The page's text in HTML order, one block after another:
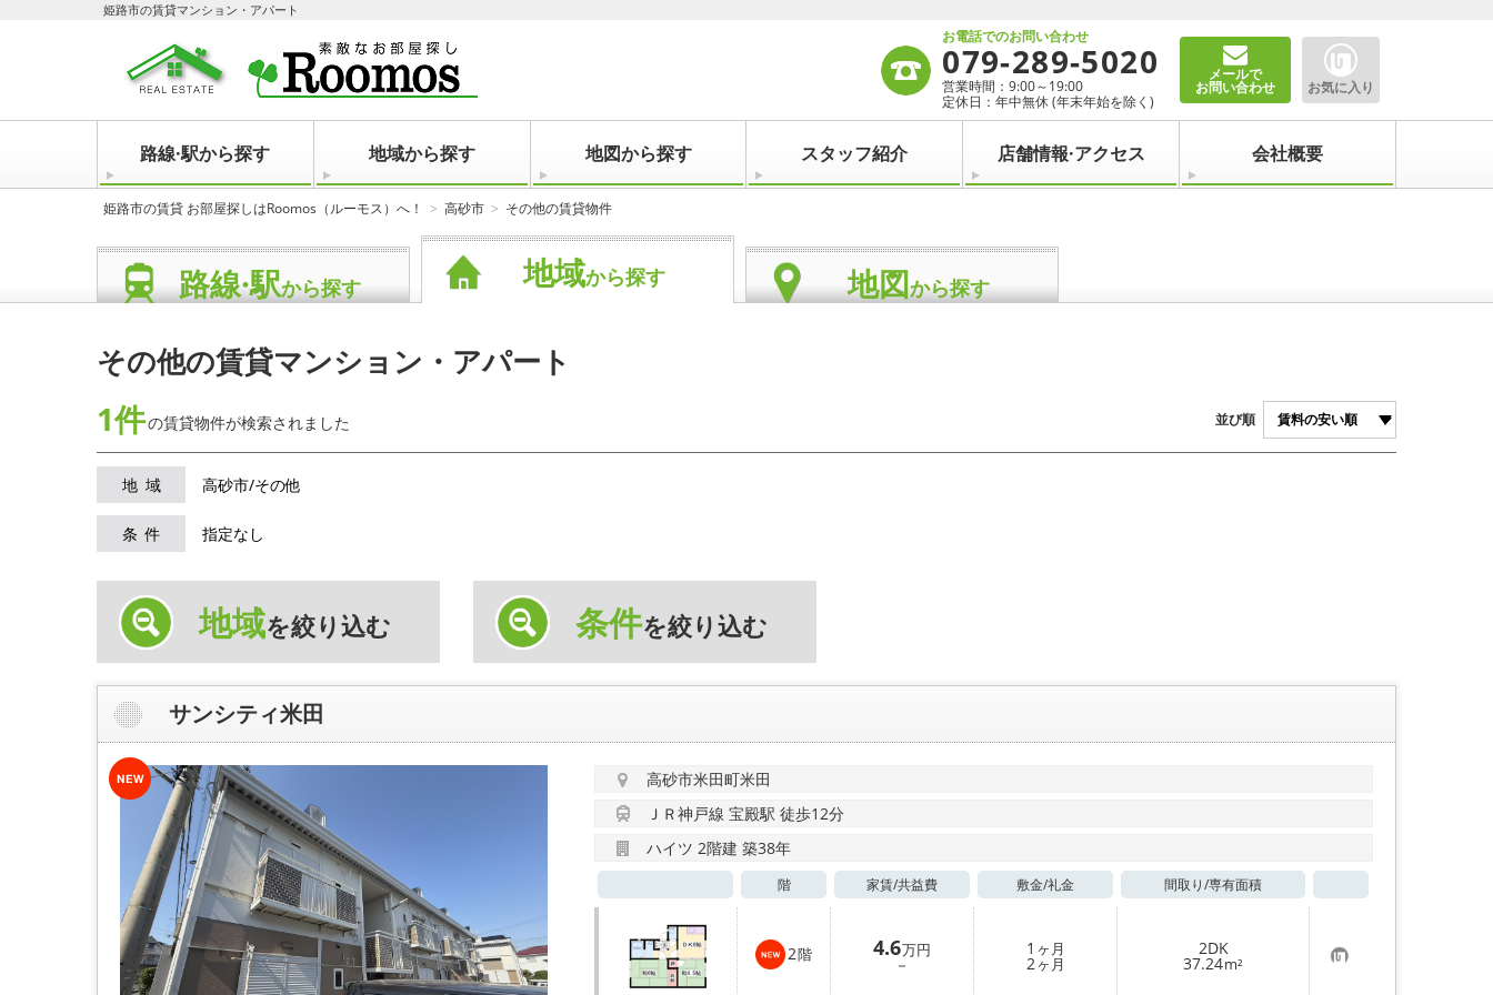
姫路市の賃貸マンション・アパート
お電話でのお問い合わせ
079-289-5020
営業時間：9:00～19:00
定休日：年中無休 (年末年始を除く)
メールで
お問い合わせ お気に入り
路線·駅から探す 地域から探す 地図から探す スタッフ紹介 店舗情報·アクセス 会社概要
姫路市の賃貸 お部屋探しはRoomos（ルーモス）へ！ 高砂市 その他の賃貸物件
路線·駅から探す 地域から探す 地図から探す
その他の賃貸マンション・アパート
1件の賃貸物件が検索されました 並び順
地域 高砂市/その他
条件 指定なし
地域を絞り込む 条件を絞り込む
サンシティ米田
高砂市米田町米田
ＪＲ神戸線 宝殿駅 徒歩12分
ハイツ 2階建 築38年
階 家賃/共益費 敷金/礼金 間取り/専有面積
2階 4.6万円
－
1 ヶ月
2ヶ月
2DK
37.24m² お
気